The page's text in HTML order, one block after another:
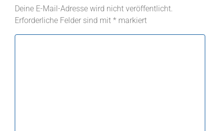
Deine E-Mail-Adresse wird nicht veröffentlicht.
Erforderliche Felder sind mit * markiert